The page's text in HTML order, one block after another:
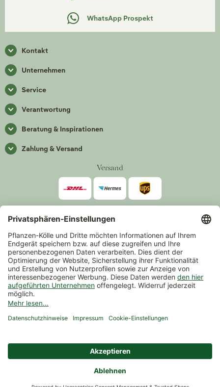
WhatsApp Prospekt
Kontakt
Unternehmen
Service
Verantwortung
Beratung & Inspirationen
Zahlung & Versand
Versand
*Alle Preise inkl. gesetzlicher Mehrwertsteuer zzgl.Versand
Mindestbestellwert 14,90 €, ausgenommen sind Gutscheine und
Events.
Widerrufsrecht Datenschutz
Nutzungsbedingungen Chatbot
Cookie-Einstellungen